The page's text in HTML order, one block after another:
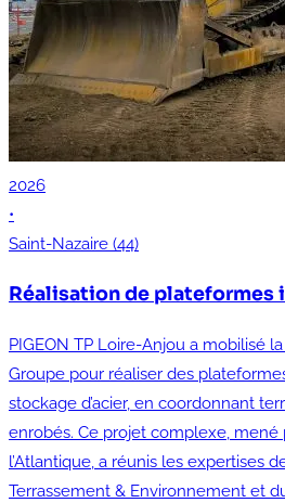
2026
•
Saint-Nazaire (44)
Réalisation de plateformes
PIGEON TP Loire-Anjou a mobilisé
Groupe pour réaliser des
stockage d’acier, en coordonnant
enrobés. Ce projet complexe, mené
l’Atlantique, a réunis les expertises
Terrassement & Environnement et